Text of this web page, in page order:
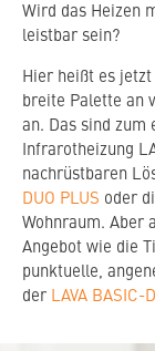
Wird das Heizen
leistbar sein?
Hier heißt es jetzt
breite Palette an
an. Das sind zum
Infrarotheizung
nachrüstbaren
DUO PLUS oder
Wohnraum. Aber
Angebot wie die
punktuelle,
der LAVA BASIC-